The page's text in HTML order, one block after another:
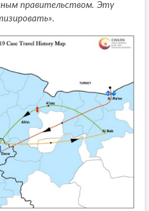
правительством. Эту
.